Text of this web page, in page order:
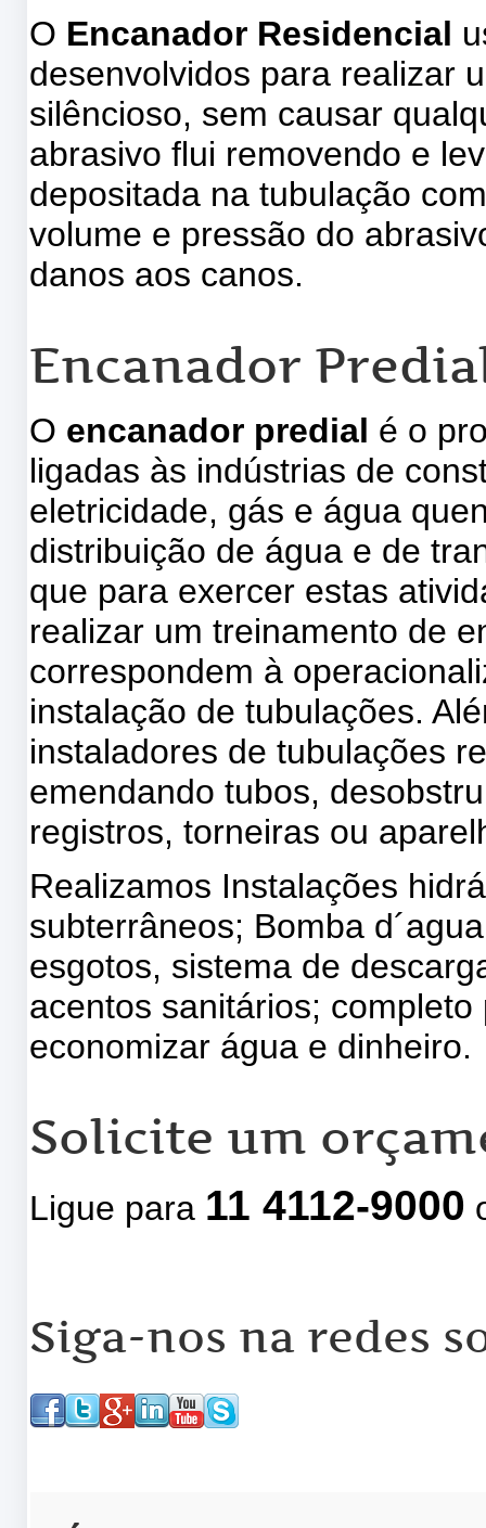
O Encanador Residencial
desenvolvidos para realizar
silêncioso, sem causar
abrasivo flui removendo e
depositada na tubulação
volume e pressão do
danos aos canos.
Encanador
O encanador predial é o
ligadas às indústrias de
eletricidade, gás e água
distribuição de água e de
que para exercer estas
realizar um treinamento de
correspondem à
instalação de tubulações.
instaladores de tubulações
emendando tubos,
registros, torneiras ou
Realizamos Instalações
subterrâneos; Bomba
esgotos, sistema de
acentos sanitários;
economizar água e dinheiro.
Solicite um
Ligue para 11 4112-9000
Siga-nos na redes